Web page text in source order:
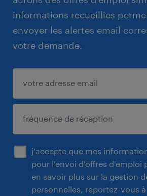
informations recueillies
envoyer les alertes email
votre demande.
j'accepte que mes
pour l'envoi d'offres d'emploi
en savoir plus sur la gestion
personnelles, reportez-vous à